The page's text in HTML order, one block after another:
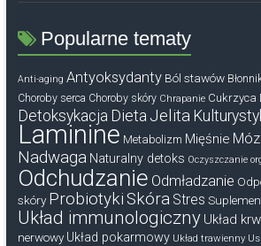
Popularne tematy
Anti-aging Antyoksydanty Ból stawów
Choroby serca Choroby skóry Chrapanie Cukrzyca
Detoksykacja Dieta Jelita
Laminine Metabolizm Mięśnie
Nadwaga Naturalny detoks Oczyszczanie
Odchudzanie Odmładzanie
skóry Probiotyki Skóra Stres
Układ immunologiczny Układ
nerwowy Układ pokarmowy Układ trawienny